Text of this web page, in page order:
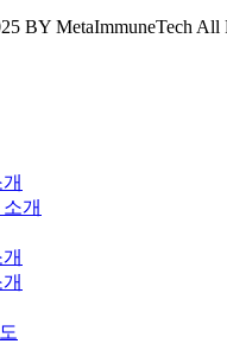
BY MetaImmuneTech All
개